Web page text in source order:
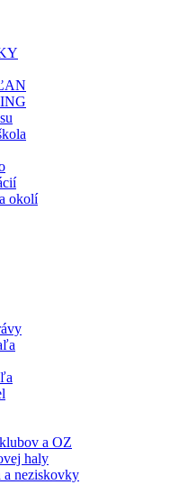
okolí
a OZ
haly
a neziskovky